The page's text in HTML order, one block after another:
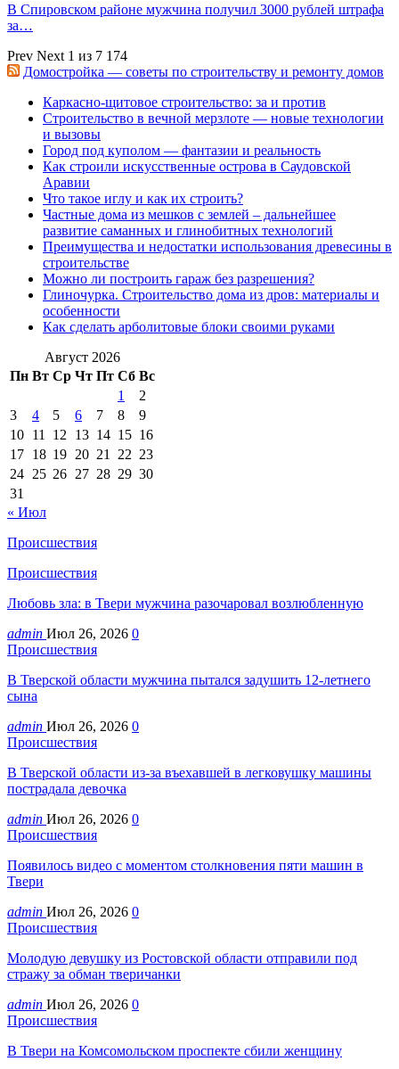
В Спировском районе мужчина получил 3000 рублей штрафа
за…
Prev Next 1 из 7 174
Домостройка — советы по строительству и ремонту домов
Каркасно-щитовое строительство: за и против
Строительство в вечной мерзлоте — новые технологии
и вызовы
Город под куполом — фантазии и реальность
Как строили искусственные острова в Саудовской
Аравии
Что такое иглу и как их строить?
Частные дома из мешков с землей – дальнейшее
развитие саманных и глинобитных технологий
Преимущества и недостатки использования древесины в
строительстве
Можно ли построить гараж без разрешения?
Глиночурка. Строительство дома из дров: материалы и
особенности
Как сделать арболитовые блоки своими руками
Август 2026
Пн Вт Ср Чт Пт Сб Вс
1
2
3
4 5 6 7 8
9
10 11 12 13 14 15 16
17 18 19 20 21 22 23
24 25 26 27 28 29 30
31
« Июл
Происшествия
Происшествия
Любовь зла: в Твери мужчина разочаровал возлюбленную
admin Июл 26, 2026 0
Происшествия
В Тверской области мужчина пытался задушить 12-летнего
сына
admin Июл 26, 2026 0
Происшествия
В Тверской области из-за въехавшей в легковушку машины
пострадала девочка
admin Июл 26, 2026 0
Происшествия
Появилось видео с моментом столкновения пяти машин в
Твери
admin Июл 26, 2026 0
Происшествия
Молодую девушку из Ростовской области отправили под
стражу за обман тверичанки
admin Июл 26, 2026 0
Происшествия
В Твери на Комсомольском проспекте сбили женщину